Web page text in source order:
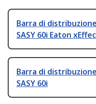
Barra di
SASY 60i Eaton
Barra di
SASY 60i